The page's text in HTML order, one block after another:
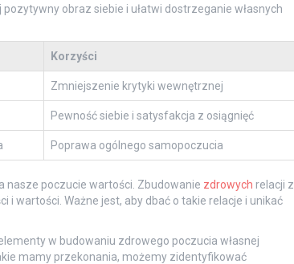
obraz siebie i ułatwi dostrzeganie własnych
Korzyści
Zmniejszenie krytyki wewnętrznej
Pewność siebie i satysfakcja z osiągnięć
Poprawa ogólnego samopoczucia
nasze poczucie wartości. Zbudowanie zdrowych relacji z
wartości. Ważne jest, aby dbać o takie relacje i unikać
w budowaniu zdrowego poczucia własnej
mamy przekonania, możemy zidentyfikować